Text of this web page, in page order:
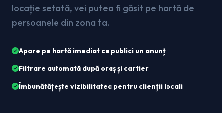
locație setată, vei putea fi găsit pe hartă de
persoanele din zona ta.
Apare pe hartă imediat ce publici un anunț
Filtrare automată după oraș și cartier
Îmbunătățește vizibilitatea pentru clienții locali